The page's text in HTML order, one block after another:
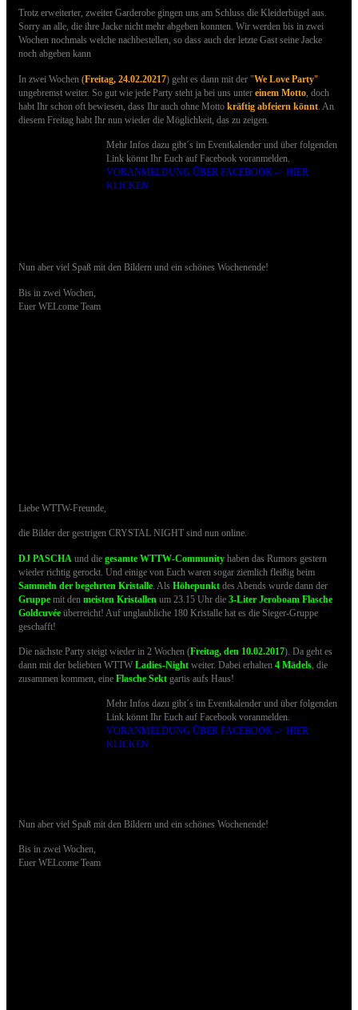
Trotz erweiterter, zweiter Garderobe gingen uns am Schluss die Kleiderbügel aus.
Sorry an alle, die ihre Jacke nicht mehr abgeben konnten. Wir werden bis in zwei
Wochen nochmals welche nachbestellen, so dass auch der letzte Gast seine Jacke
noch abgeben kann
In zwei Wochen (Freitag, 24.02.20217) geht es dann mit der "We Love Party"
ungebremst weiter. So gut wie jede Party steht ja bei uns unter einem Motto , doch
habt Ihr schon oft bewiesen, dass Ihr auch ohne Motto kräftig abfeiern könnt . An
diesem Freitag habt Ihr nun wieder die Möglichkeit, das zu zeigen.
Mehr Infos dazu gibt´s im Eventkalender und über folgenden
Link könnt Ihr Euch auf Facebook voranmelden.
VORANMELDUNG ÜBER FACEBOOK -> HIER
KLICKEN
Nun aber viel Spaß mit den Bildern und ein schönes Wochenende!
Bis in zwei Wochen,
Euer WELcome Team
Liebe WTTW-Freunde,
die Bilder der gestrigen CRYSTAL NIGHT sind nun online.
DJ PASCHA und die gesamte WTTW-Community haben das Rumors gestern
wieder richtig gerockt. Und einige von Euch waren sogar ziemlich fleißig beim
Sammeln der begehrten Kristalle Als Höhepunkt des Abends wurde dann der
Gruppe mit den meisten Kristallen um 23.15 Uhr die 3-Liter Jeroboam Flasche
Goldcuvée überreicht! Auf unglaubliche 180 Kristalle hat es die Sieger-Gruppe
geschafft!
Die nächste Party steigt wieder in 2 Wochen (Freitag, den 10.02.2017). Da geht es
dann mit der beliebten WTTW Ladies-Night weiter. Dabei erhalten 4 Mädels, die
zusammen kommen, eine Flasche Sekt gartis aufs Haus!
Mehr Infos dazu gibt´s im Eventkalender und über folgenden
Link könnt Ihr Euch auf Facebook voranmelden.
VORANMELDUNG ÜBER FACEBOOK -> HIER
KLICKEN
Nun aber viel Spaß mit den Bildern und ein schönes Wochenende!
Bis in zwei Wochen,
Euer WELcome Team